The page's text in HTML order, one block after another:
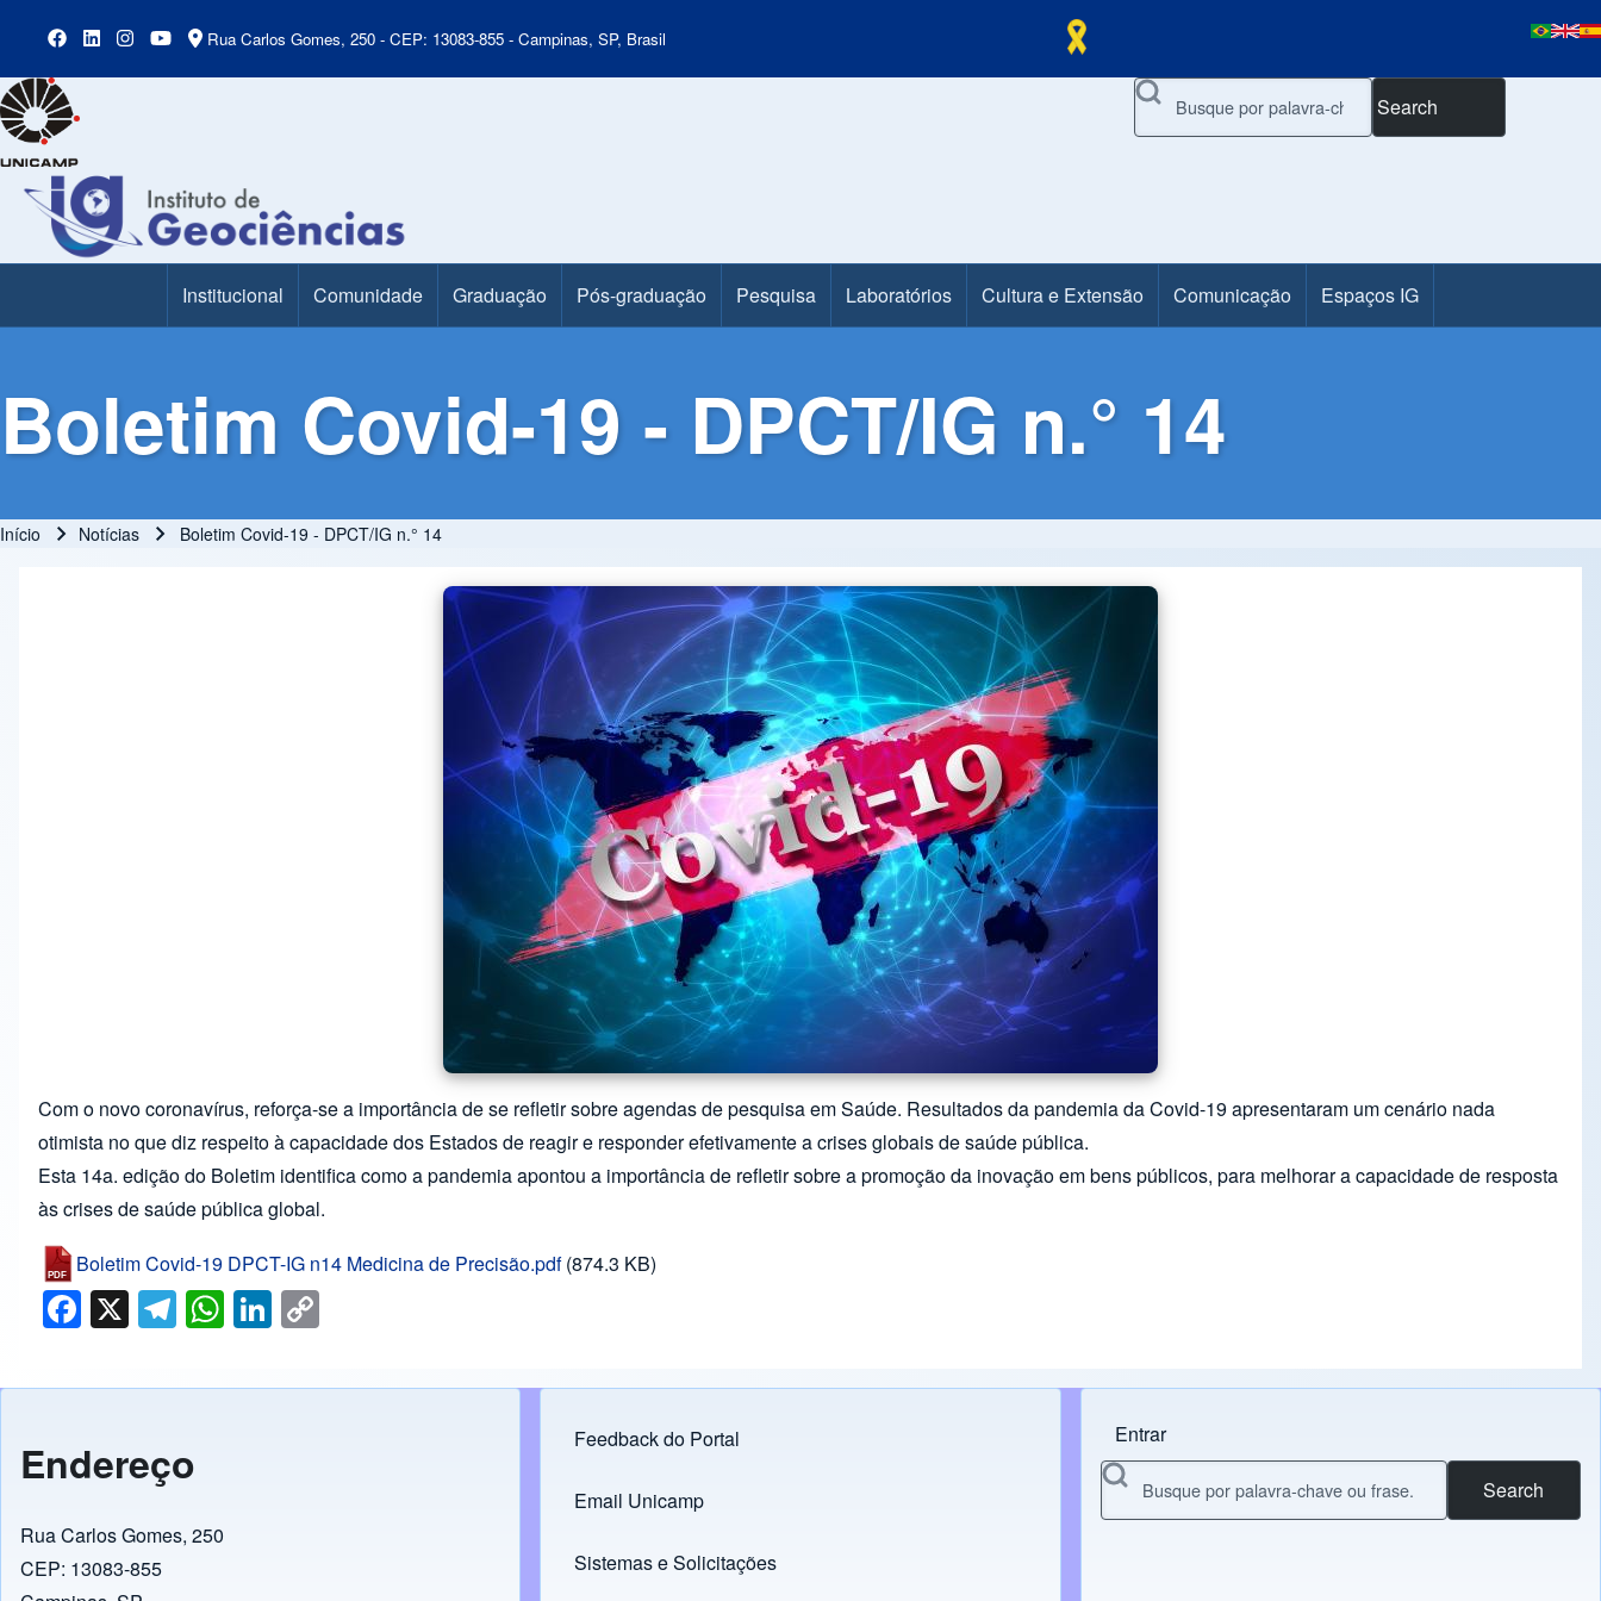
Rua Carlos Gomes, 250 - CEP: 13083-855 - Campinas, SP, Brasil
Search
Main MenuInstitucional Comunidade Graduação Pós-graduação Pesquisa Laboratórios Cultura e Extensão Comunicação Espaços IG
Boletim Covid-19 - DPCT/IG n.° 14
Início Notícias Boletim Covid-19 - DPCT/IG n.° 14
Com o novo coronavírus, reforça-se a importância de se refletir sobre agendas de pesquisa em Saúde. Resultados da pandemia da Covid-19 apresentaram um cenário nada
otimista no que diz respeito à capacidade dos Estados de reagir e responder efetivamente a crises globais de saúde pública.
Esta 14a. edição do Boletim identifica como a pandemia apontou a importância de refletir sobre a promoção da inovação em bens públicos, para melhorar a capacidade de resposta
às crises de saúde pública global.
Boletim Covid-19 DPCT-IG n14 Medicina de Precisão.pdf (874.3 KB)
F
a
c
b
o
o
k
X T
el
e
a
m
W
h
at
Li
n
k p
Endereço
Rua Carlos Gomes, 250
CEP: 13083-855
Footer menu
Feedback do Portal
Links
Email Unicamp
(opens in new tab)
Sistemas e Solicitações
(opens in new tab)
Menu do usuário
Entrar
Search